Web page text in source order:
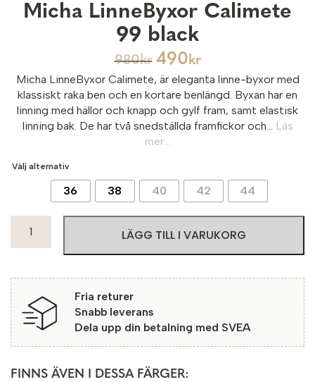
Micha LinneByxor Calimete
99 black
980kr 490 kr
Micha LinneByxor Calimete, är eleganta linne-byxor med
klassiskt raka ben och en kortare benlängd. Byxan har en
linning med hällor och knapp och gylf fram, samt elastisk
linning bak. De har två snedställda framfickor och...
Läs
mer...
Välj alternativ
36 38 40 42 44
LinneByxor
black
mängd
LÄGG TILL I VARUKORG
Fria returer
Snabb leverans
Dela upp din betalning med SVEA
FINNS ÄVEN I DESSA FÄRGER: